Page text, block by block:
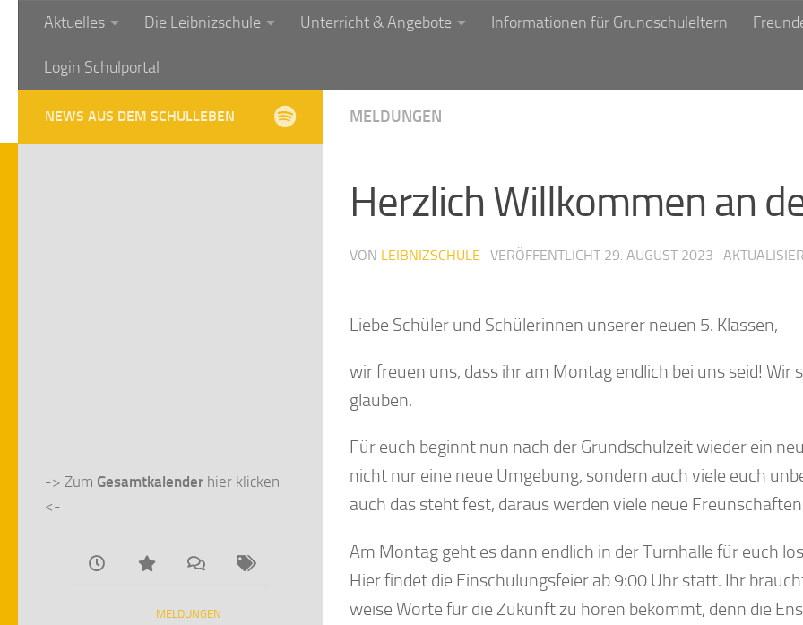
Zum Inhalt springen
Aktuelles Die Leibnizschule Unterricht & Angebote Informationen für Grundschuleltern
Login Schulportal
MELDUNGEN
Herzlich Willkommen an
VON LEIBNIZSCHULE · VERÖFFENTLICHT 29. AUGUST 2023 ·
Liebe Schüler und Schülerinnen unserer neuen 5. Klassen,
wir freuen uns, dass ihr am Montag endlich bei uns seid!
glauben.
Für euch beginnt nun nach der Grundschulzeit wieder ein
nicht nur eine neue Umgebung, sondern auch viele euch
auch das steht fest, daraus werden viele neue
Am Montag geht es dann endlich in der Turnhalle für euch
Hier findet die Einschulungsfeier ab 9:00 Uhr statt. Ihr
weise Worte für die Zukunft zu hören bekommt, denn die
NEWS AUS DEM SCHULLEBEN
-> Zum Gesamtkalender hier klicken
<-
MELDUNGEN